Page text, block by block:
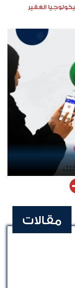
الغفير
مقالات